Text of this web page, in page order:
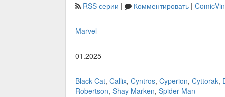
RSS серии | Комментировать |
Marvel
01.2025
Black Cat, Callix, Cyntros, Cyperion, Cyttorak,
Robertson, Shay Marken, Spider-Man